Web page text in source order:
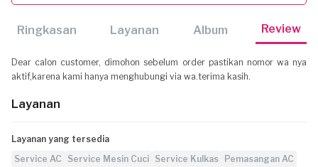
Ringkasan Layanan Album Review
Dear calon customer, dimohon sebelum order pastikan nomor wa nya
aktif,karena kami hanya menghubungi via wa.terima kasih.
Layanan
Layanan yang tersedia
Service AC
Service Mesin Cuci Service Kulkas Pemasangan AC